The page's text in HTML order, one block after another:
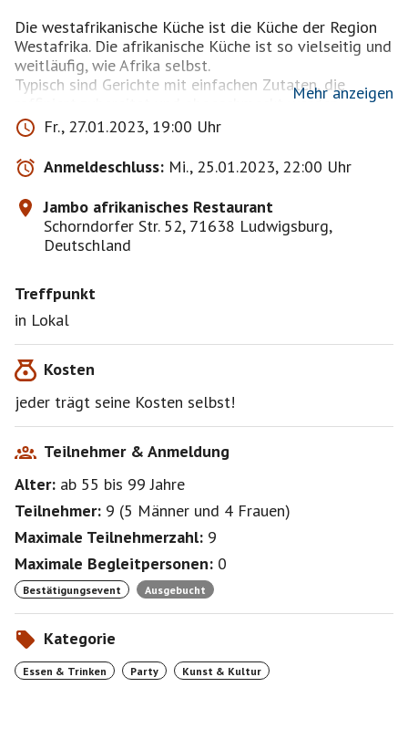
Die westafrikanische Küche ist die Küche der Region
Westafrika. Die afrikanische Küche ist so vielseitig und
weitläufig, wie Afrika selbst.
Typisch sind Gerichte mit einfachen Zutaten, die
raffiniert zubereitet und abgeschmeckt werden.
Fleisch oder Fisch gehören – sofern erschwinglich –
zu Mahlzeiten unbedingt dazu. Wichtige
Grundnahrungsmittel sind außerdem Reis, Hirse und
Mais.
Insbesondere Vegetarier und auch Veganer erleben hier
tolle Geschmackserlebnisse. ;-))
auf meinen GEBURTSTAG anstoßen!++'
Ich freue mich sehr :- )
Mehr anzeigen
Fr., 27.01.2023, 19:00 Uhr
Anmeldeschluss: Mi., 25.01.2023, 22:00 Uhr
Jambo afrikanisches Restaurant
Schorndorfer Str. 52, 71638 Ludwigsburg,
Deutschland
Treffpunkt
in Lokal
Kosten
jeder trägt seine Kosten selbst!
Teilnehmer & Anmeldung
Alter: ab 55 bis 99Jahre
Teilnehmer: 9 (5 Männer und 4 Frauen)
Maximale Teilnehmerzahl: 9
Maximale Begleitpersonen: 0
Bestätigungsevent Ausgebucht
Kategorie
Essen & Trinken Party Kunst & Kultur